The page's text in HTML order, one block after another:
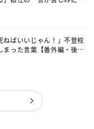
ねばいいじゃん！」不登校
まった言葉【番外編・後